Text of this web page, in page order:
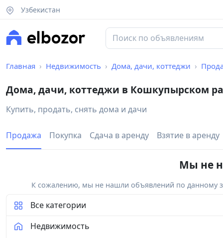
Узбекистан
Главная Недвижимость Дома, дачи, коттеджи
Дома, дачи, коттеджи в Кошкупырском
Купить, продать, снять дома и дачи
Продажа Покупка Сдача в аренду Взятие в аренду
Мы не
К сожалению, мы не нашли объявлений по данному
Все категории
Недвижимость